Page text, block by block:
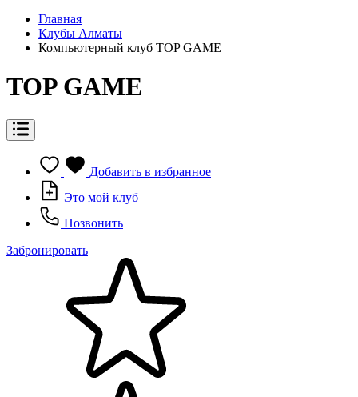
Главная
Клубы Алматы
Компьютерный клуб TOP GAME
TOP GAME
Добавить в избранное
Это мой клуб
Позвонить
Забронировать